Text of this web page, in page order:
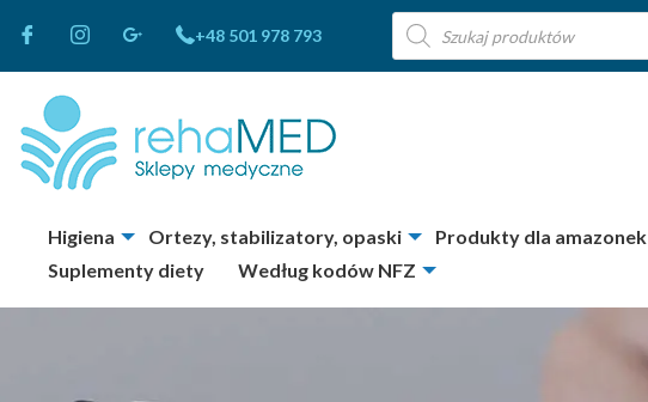
+48 501 978 793
Wyszukiwarka
produktów
Higiena Ortezy, stabilizatory, opaski Produkty dla amazonek
Suplementy diety
Według kodów NFZ